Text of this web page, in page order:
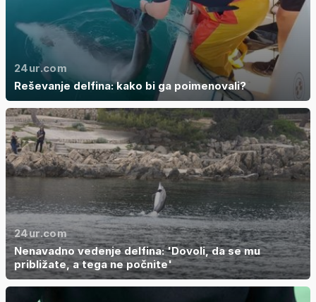
24ur.com
Reševanje delfina: kako bi ga poimenovali?
24ur.com
Nenavadno vedenje delfina: 'Dovoli, da se mu
približate, a tega ne počnite'